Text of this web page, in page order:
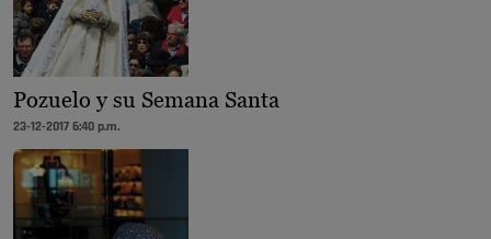
Pozuelo y su Semana Santa
23-12-2017 6:40 p.m.